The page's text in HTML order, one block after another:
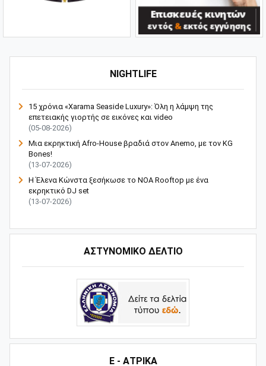
NIGHTLIFE
15 χρόνια «Xarama Seaside Luxury»: Όλη η λάμψη της
επετειακής γιορτής σε εικόνες και video
(05-08-2026)
Μια εκρηκτική Afro-House βραδιά στον Anemo, με τον KG
Bones!
(13-07-2026)
Η Έλενα Κώνστα ξεσήκωσε το NOA Rooftop με ένα
εκρηκτικό DJ set
(13-07-2026)
ΑΣΤΥΝΟΜΙΚΟ ΔΕΛΤΙΟ
Ε - ΑΤΡΙΚΑ